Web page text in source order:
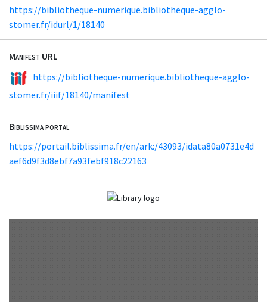
https://bibliotheque-numerique.bibliotheque-agglo-
stomer.fr/idurl/1/18140
Manifest URL
https://bibliotheque-numerique.bibliotheque-agglo-
stomer.fr/iiif/18140/manifest
Biblissima portal
https://portail.biblissima.fr/en/ark:/43093/idata80a0731e4d
aef6d9f3d8ebf7a93febf918c22163